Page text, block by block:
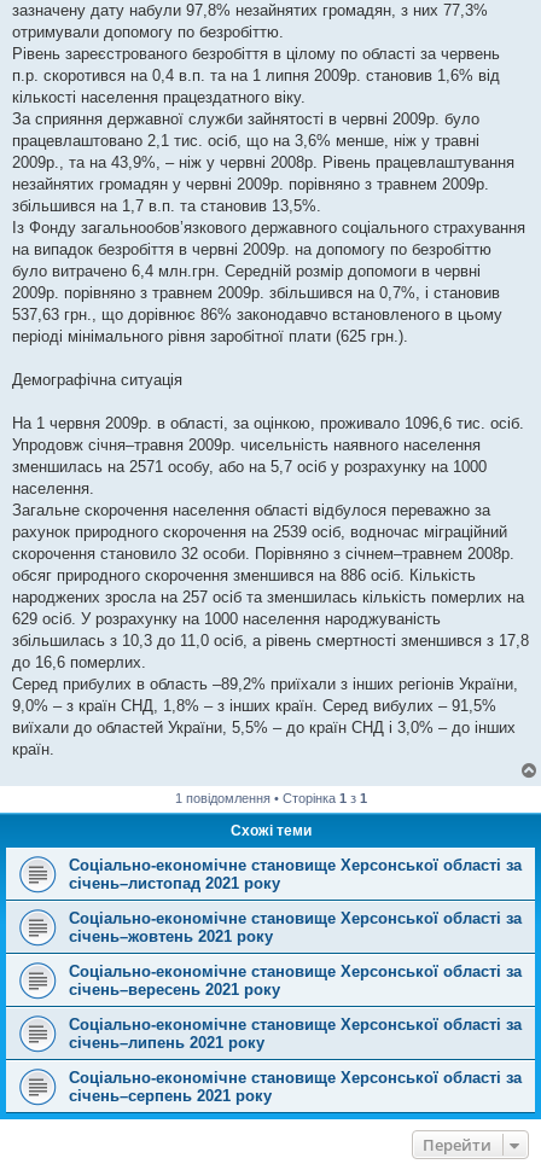
зазначену дату набули 97,8% незайнятих громадян, з них 77,3%
отримували допомогу по безробіттю.
Рівень зареєстрованого безробіття в цілому по області за червень
п.р. скоротився на 0,4 в.п. та на 1 липня 2009р. становив 1,6% від
кількості населення працездатного віку.
За сприяння державної служби зайнятості в червні 2009р. було
працевлаштовано 2,1 тис. осіб, що на 3,6% менше, ніж у травні
2009р., та на 43,9%, – ніж у червні 2008р. Рівень працевлаштування
незайнятих громадян у червні 2009р. порівняно з травнем 2009р.
збільшився на 1,7 в.п. та становив 13,5%.
Із Фонду загальнообов’язкового державного соціального страхування
на випадок безробіття в червні 2009р. на допомогу по безробіттю
було витрачено 6,4 млн.грн. Середній розмір допомоги в червні
2009р. порівняно з травнем 2009р. збільшився на 0,7%, і становив
537,63 грн., що дорівнює 86% законодавчо встановленого в цьому
періоді мінімального рівня заробітної плати (625 грн.).
Демографічна ситуація
На 1 червня 2009р. в області, за оцінкою, проживало 1096,6 тис. осіб.
Упродовж січня–травня 2009р. чисельність наявного населення
зменшилась на 2571 особу, або на 5,7 осіб у розрахунку на 1000
населення.
Загальне скорочення населення області відбулося переважно за
рахунок природного скорочення на 2539 осіб, водночас міграційний
скорочення становило 32 особи. Порівняно з січнем–травнем 2008р.
обсяг природного скорочення зменшився на 886 осіб. Кількість
народжених зросла на 257 осіб та зменшилась кількість померлих на
629 осіб. У розрахунку на 1000 населення народжуваність
збільшилась з 10,3 до 11,0 осіб, а рівень смертності зменшився з 17,8
до 16,6 померлих.
Серед прибулих в область –89,2% приїхали з інших регіонів України,
9,0% – з країн СНД, 1,8% – з інших країн. Серед вибулих – 91,5%
виїхали до областей України, 5,5% – до країн СНД і 3,0% – до інших
країн.
1 повідомлення • Сторінка 1 з 1
Схожі теми
Соціально-економічне становище Херсонської області за
січень–листопад 2021 року
Соціально-економічне становище Херсонської області за
січень–жовтень 2021 року
Соціально-економічне становище Херсонської області за
січень–вересень 2021 року
Соціально-економічне становище Херсонської області за
січень–липень 2021 року
Соціально-економічне становище Херсонської області за
січень–серпень 2021 року
Перейти